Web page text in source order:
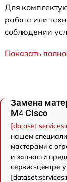
Для
работе или
соблюдении
Показать
Замена
M4 Cisco
нашем
мастерами с
и запчасти
сервис-центре